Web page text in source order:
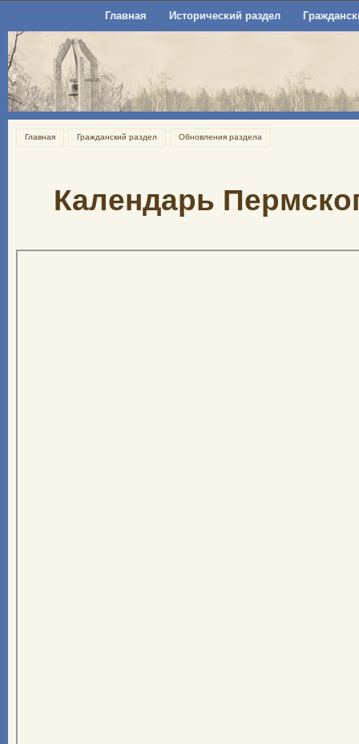
Главная Исторический раздел
Главная Гражданский раздел Обновления раздела
Календарь